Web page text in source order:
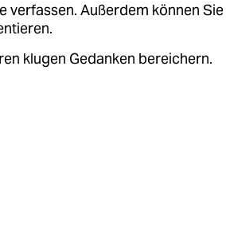
verfassen. Außerdem können Sie
klugen Gedanken bereichern.